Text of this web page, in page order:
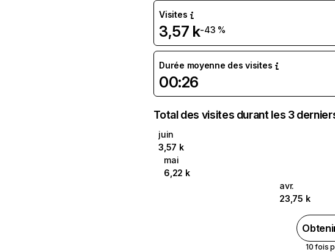
Visites
3,57 k-43 %
Durée moyenne des visites
00:26
Total des visites durant les 3
juin
3,57 k
mai
6,22 k
avr.
23,75 k
10 fois